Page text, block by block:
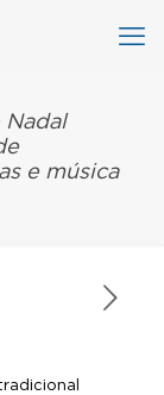
Nadal
e música